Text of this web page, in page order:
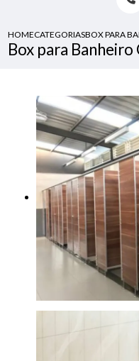
HOMECATEGORIASBOX PARA
Box para